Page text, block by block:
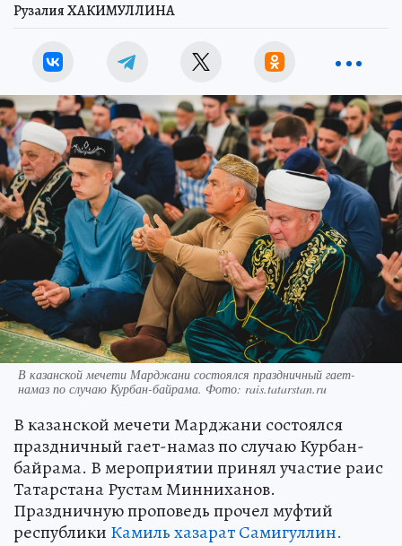
Рузалия ХАКИМУЛЛИНА
В казанской мечети Марджани состоялся праздничный гает-
намаз по случаю Курбан-байрама. Фото: rais.tatarstan.ru
В казанской мечети Марджани состоялся
праздничный гает-намаз по случаю Курбан-
байрама. В мероприятии принял участие раис
Татарстана Рустам Минниханов.
Праздничную проповедь прочел муфтий
республики Камиль хазарат Самигуллин.